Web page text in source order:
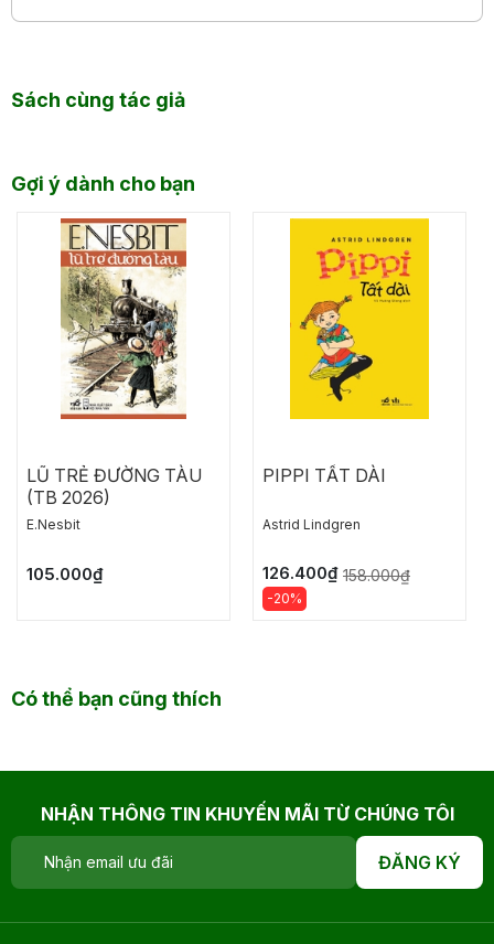
Sách cùng tác giả
Gợi ý dành cho bạn
LŨ TRẺ ĐƯỜNG TÀU
(TB 2026)
E.Nesbit
105.000₫
PIPPI TẤT DÀI
Astrid Lindgren
126.400₫ 158.000₫
-20%
Có thể bạn cũng thích
NHẬN THÔNG TIN KHUYẾN MÃI TỪ CHÚNG TÔI
ĐĂNG KÝ